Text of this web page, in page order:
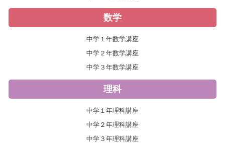
数学
中学１年数学講座
中学２年数学講座
中学３年数学講座
理科
中学１年理科講座
中学２年理科講座
中学３年理科講座